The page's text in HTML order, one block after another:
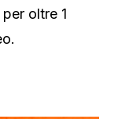
oltre 1